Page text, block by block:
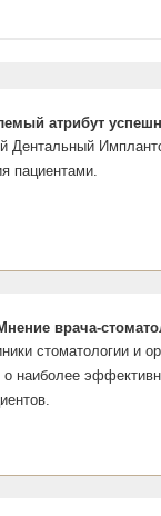
атрибут
Дентальный
пациентами.
врача-
стоматологии и
наиболее